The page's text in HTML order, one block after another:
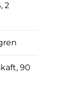
2
90